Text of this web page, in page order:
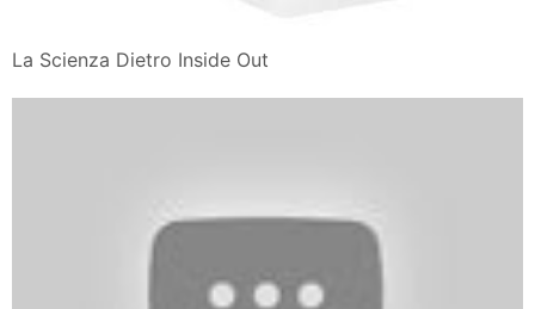
La Scienza Dietro Inside Out